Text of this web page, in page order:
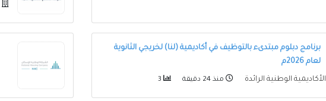
برنامج دبلوم مبتدىء بالتوظيف في أكاديمية (لنا) لخريجي الثانوية
لعام 2026م
الأكاديمية الوطنية الرائدة منذ 24 دقيقة